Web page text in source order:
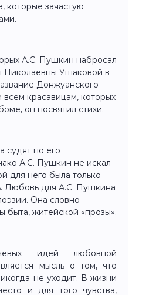
которые зачастую
А.С. Пушкин набросал
Николаевны Ушаковой в
Донжуанского
всем красавицам, которых
он посвятил стихи.
судят по его
А.С. Пушкин не искал
для него была только
Любовь для А.С. Пушкина
Она словно
быта, житейской «прозы».
идей любовной
мысль о том, что
не уходит. В жизни
и для того чувства,